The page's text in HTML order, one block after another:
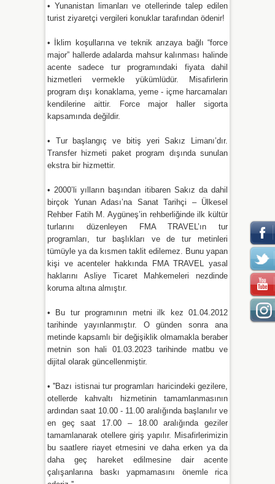
• Yunanistan limanları ve otellerinde talep edilen
turist ziyaretçi vergileri konuklar tarafından ödenir!
• İklim koşullarına ve teknik arızaya bağlı “force
major” hallerde adalarda mahsur kalınması halinde
acente sadece tur programındaki fiyata dahil
hizmetleri vermekle yükümlüdür. Misafirlerin
program dışı konaklama, yeme - içme harcamaları
kendilerine aittir. Force major haller sigorta
kapsamında değildir.
• Tur başlangıç ve bitiş yeri Sakız Limanı’dır.
Transfer hizmeti paket program dışında sunulan
ekstra bir hizmettir.
• 2000’li yılların başından itibaren Sakız da dahil
birçok Yunan Adası’na Sanat Tarihçi – Ülkesel
Rehber Fatih M. Aygüneş’in rehberliğinde ilk kültür
turlarını düzenleyen FMA TRAVEL’ın tur
programları, tur başlıkları ve de tur metinleri
tümüyle ya da kısmen taklit edilemez. Bunu yapan
kişi ve acenteler hakkında FMA TRAVEL yasal
haklarını Asliye Ticaret Mahkemeleri nezdinde
koruma altına almıştır.
• Bu tur programının metni ilk kez 01.04.2012
tarihinde yayınlanmıştır. O günden sonra ana
metinde kapsamlı bir değişiklik olmamakla beraber
metnin son hali 01.03.2023 tarihinde matbu ve
dijital olarak güncellenmiştir.
• ''Bazı istisnai tur programları haricindeki gezilere,
otellerde kahvaltı hizmetinin tamamlanmasının
ardından saat 10.00 - 11.00 aralığında başlanılır ve
en geç saat 17.00 – 18.00 aralığında geziler
tamamlanarak otellere giriş yapılır. Misafirlerimizin
bu saatlere riayet etmesini ve daha erken ya da
daha geç hareket edilmesine dair acente
çalışanlarına baskı yapmamasını önemle rica